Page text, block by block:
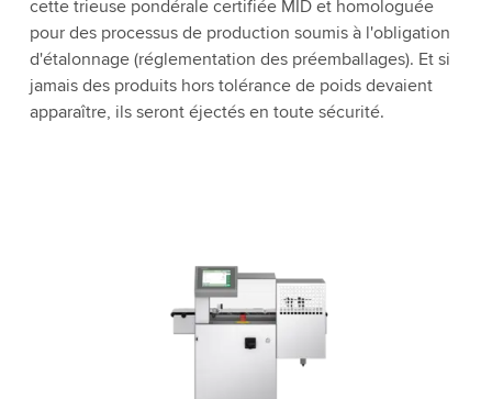
cette trieuse pondérale certifiée MID et homologuée
pour des processus de production soumis à l'obligation
d'étalonnage (réglementation des préemballages). Et si
jamais des produits hors tolérance de poids devaient
apparaître, ils seront éjectés en toute sécurité.